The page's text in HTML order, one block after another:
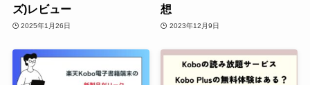
ズ)レビュー
2025年1月26日
想
2023年12月9日